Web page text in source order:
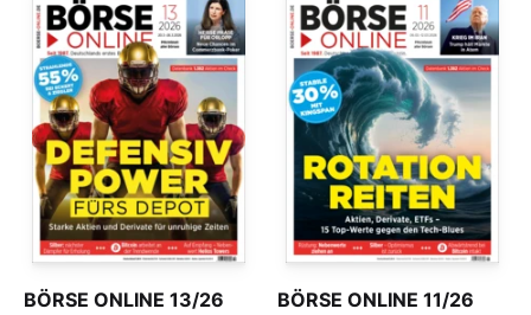
BÖRSE ONLINE 13/26 BÖRSE ONLINE 11/26